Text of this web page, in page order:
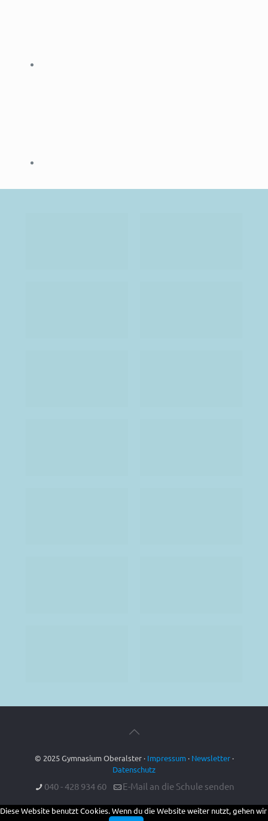
© 2025 Gymnasium Oberalster · Impressum· Newsletter·
Datenschutz
040 - 428 934 60 E-Mail an die Schule senden
Diese Website benutzt Cookies. Wenn du die Website weiter nutzt, gehen wir